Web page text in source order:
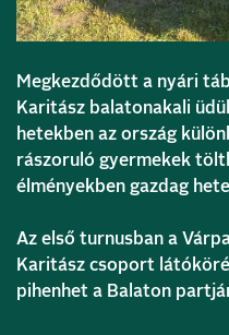
Megkezdődött a nyári
Karitász balatonakali
hetekben az ország
rászoruló gyermekek
élményekben gazdag
Az első turnusban a
Karitász csoport
pihenhet a Balaton